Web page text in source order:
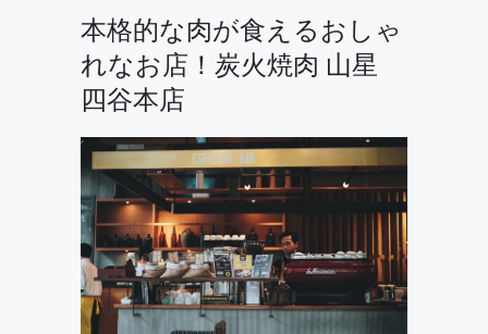
本格的な肉が食えるおしゃ
れなお店！炭火焼肉 山星
四谷本店